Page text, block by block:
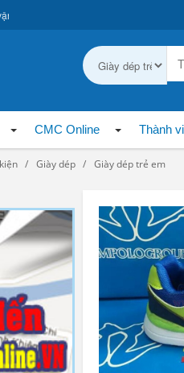
chuyển toàn quốc.
CMC Online Thành
Giày dép Giày dép trẻ em